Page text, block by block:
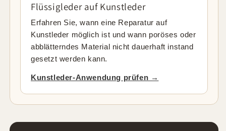
Flüssigleder auf Kunstleder
Erfahren Sie, wann eine Reparatur auf
Kunstleder möglich ist und wann poröses oder
abblätterndes Material nicht dauerhaft instand
gesetzt werden kann.
Kunstleder-Anwendung prüfen →